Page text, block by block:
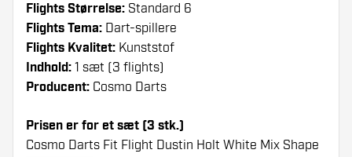
Flights Størrelse: Standard 6
Flights Tema: Dart-spillere
Flights Kvalitet: Kunststof
Indhold: 1 sæt (3 flights)
Producent: Cosmo Darts
Prisen er for et sæt (3 stk.)
Cosmo Darts Fit Flight Dustin Holt White Mix Shape